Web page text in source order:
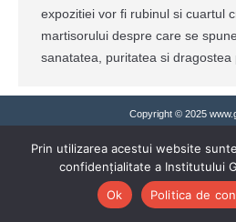
expozitiei vor fi rubinul si cuartul
martisorului despre care se
sanatatea, puritatea si dragostea
Copyright © 2025
Prin utilizarea acestui website
confidențialitate a Institutului
Ok
Politica de